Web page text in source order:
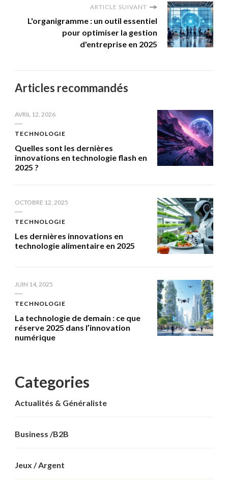
ARTICLE SUIVANT
L'organigramme : un outil essentiel
pour optimiser la gestion
d'entreprise en 2025
Articles recommandés
AVRIL 12, 2026
TECHNOLOGIE
Quelles sont les dernières
innovations en technologie flash en
2025 ?
OCTOBRE 12, 2025
TECHNOLOGIE
Les dernières innovations en
technologie alimentaire en 2025
JUIN 14, 2025
TECHNOLOGIE
La technologie de demain : ce que
réserve 2025 dans l’innovation
numérique
Categories
Actualités & Généraliste
Business /B2B
Jeux / Argent